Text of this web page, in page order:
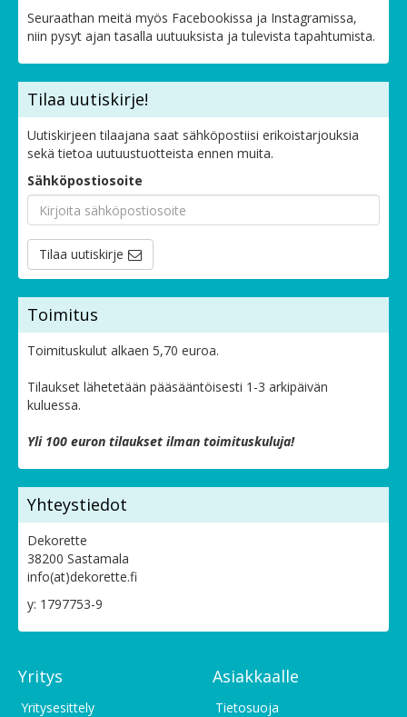
Seuraathan meitä myös Facebookissa ja Instagramissa,
niin pysyt ajan tasalla uutuuksista ja tulevista tapahtumista.
Tilaa uutiskirje!
Uutiskirjeen tilaajana saat sähköpostiisi erikoistarjouksia
sekä tietoa uutuustuotteista ennen muita.
Sähköpostiosoite
Tilaa uutiskirje
Toimitus
Toimituskulut alkaen 5,70 euroa.
Tilaukset lähetetään pääsääntöisesti 1-3 arkipäivän
kuluessa.
Yli 100 euron tilaukset ilman toimituskuluja!
Yhteystiedot
Dekorette
38200 Sastamala
info(at)dekorette.fi
y: 1797753-9
Yritys
Yritysesittely
Asiakkaalle
Tietosuoja